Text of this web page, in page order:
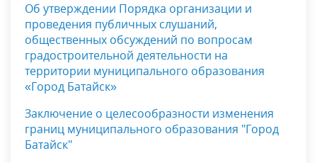
Об утверждении Порядка организации и
проведения публичных слушаний,
общественных обсуждений по вопросам
градостроительной деятельности на
территории муниципального образования
«Город Батайск»
Заключение о целесообразности изменения
границ муниципального образования "Город
Батайск"